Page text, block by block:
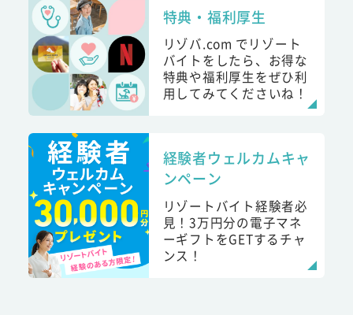
特典・福利厚生
リゾバ.com でリゾート
バイトをしたら、お得な
特典や福利厚生をぜひ利
用してみてくださいね！
経験者ウェルカムキャ
ンペーン
リゾートバイト経験者必
見！3万円分の電子マネ
ーギフトをGETするチャ
ンス！